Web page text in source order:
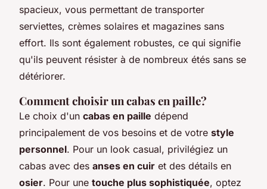
spacieux, vous permettant de transporter
serviettes, crèmes solaires et magazines sans
effort. Ils sont également robustes, ce qui signifie
qu'ils peuvent résister à de nombreux étés sans se
détériorer.
Comment choisir un cabas en paille?
Le choix d'un cabas en paille dépend
principalement de vos besoins et de votre style
personnel. Pour un look casual, privilégiez un
cabas avec des anses en cuir et des détails en
osier. Pour une touche plus sophistiquée, optez